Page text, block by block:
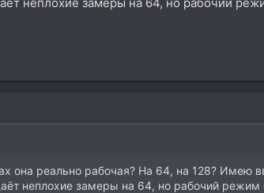
она реально рабочая? На 64, на 128? Имею
неплохие замеры на 64, но рабочий режим